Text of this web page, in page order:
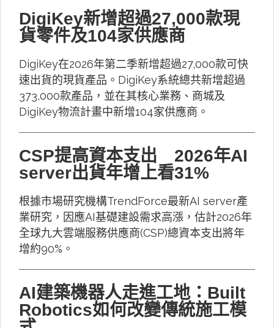
DigiKey新增超過27,000款現
貨零件及104家供應商
DigiKey在2026年第二季新增超過27,000款可快
速出貨的現貨產品。DigiKey系統總共新增超過
373,000款產品，並在其核心業務、商城及
DigiKey物流計畫中新增104家供應商。
CSP提高資本支出 2026年AI
server出貨年增上看31%
根據市場研究機構TrendForce最新AI server產
業研究，因應AI基礎建設需求高漲，估計2026年
全球九大雲端服務供應商(CSP)總資本支出將年
增約90%。
AI建築機器人走進工地：Built
Robotics如何改變傳統施工模